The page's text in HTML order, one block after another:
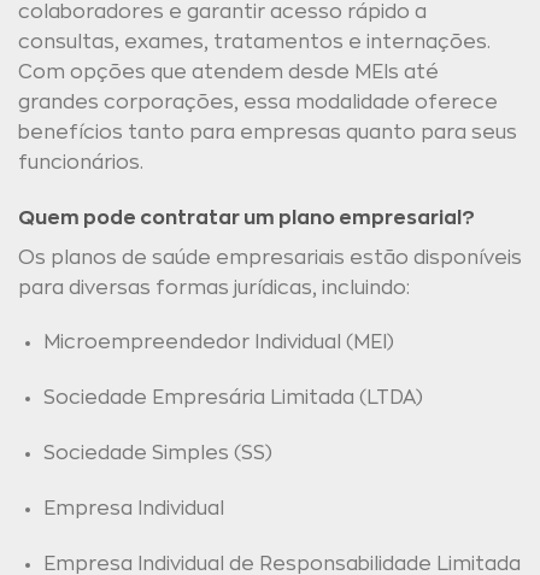
colaboradores e garantir acesso rápido a
consultas, exames, tratamentos e internações.
Com opções que atendem desde MEIs até
grandes corporações, essa modalidade oferece
benefícios tanto para empresas quanto para seus
funcionários.
Quem pode contratar um plano empresarial?
Os planos de saúde empresariais estão disponíveis
para diversas formas jurídicas, incluindo:
Microempreendedor Individual (MEI)
Sociedade Empresária Limitada (LTDA)
Sociedade Simples (SS)
Empresa Individual
Empresa Individual de Responsabilidade Limitada